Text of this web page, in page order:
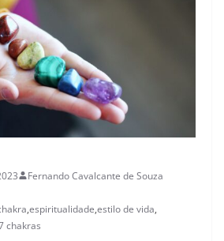
Fernando Cavalcante de Souza
,espiritualidade,estilo de vida,
chakras